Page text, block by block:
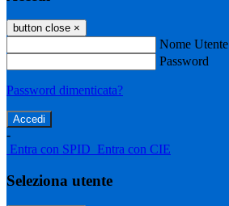
button close ×
Nome Utente
Password
Password dimenticata?
-
Entra con SPID Entra con CIE
Seleziona utente